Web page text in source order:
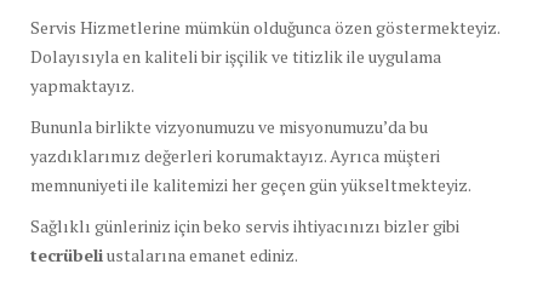
Servis Hizmetlerine mümkün olduğunca özen göstermekteyiz.
Dolayısıyla en kaliteli bir işçilik ve titizlik ile uygulama
yapmaktayız.
Bununla birlikte vizyonumuzu ve misyonumuzu’da bu
yazdıklarımız değerleri korumaktayız. Ayrıca müşteri
memnuniyeti ile kalitemizi her geçen gün yükseltmekteyiz.
Sağlıklı günleriniz için beko servis ihtiyacınızı bizler gibi
tecrübeliustalarına emanet ediniz.